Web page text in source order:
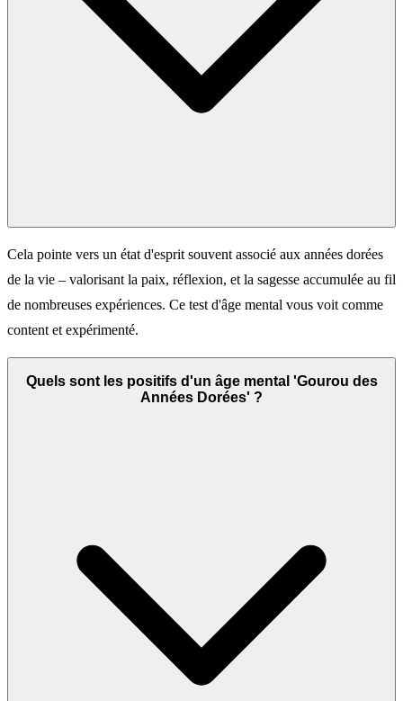
Cela pointe vers un état d'esprit souvent associé aux années dorées
de la vie – valorisant la paix, réflexion, et la sagesse accumulée au fil
de nombreuses expériences. Ce test d'âge mental vous voit comme
content et expérimenté.
Quels sont les positifs d'un âge mental 'Gourou des
Années Dorées' ?